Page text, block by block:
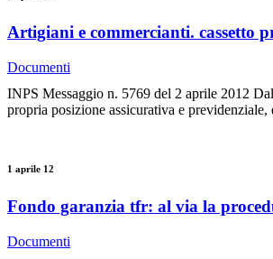
Artigiani e commercianti. cassetto
Documenti
INPS Messaggio n. 5769 del 2 aprile 2012
propria posizione assicurativa e
1 aprile 12
Fondo garanzia tfr: al via la
Documenti